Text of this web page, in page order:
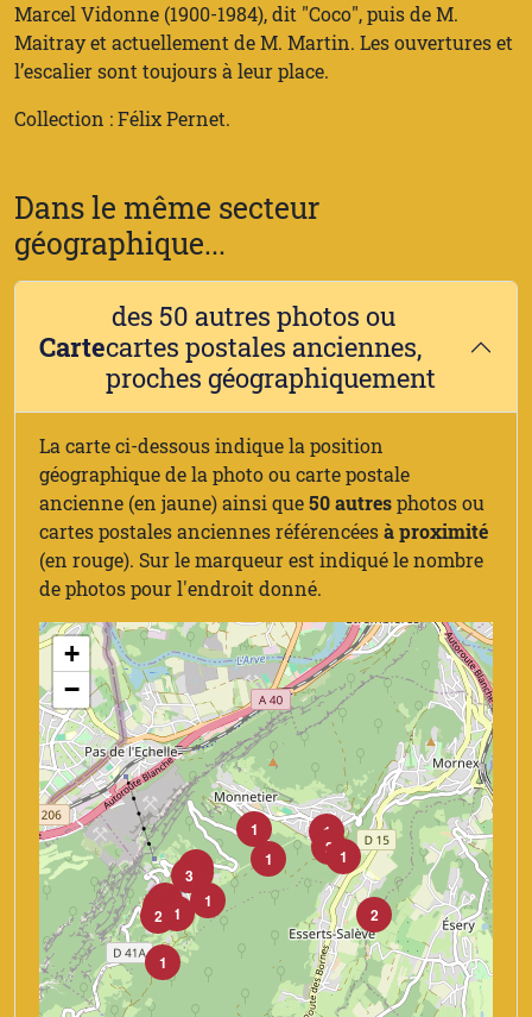
Marcel Vidonne (1900-1984), dit "Coco", puis de M.
Maitray et actuellement de M. Martin. Les ouvertures et
l’escalier sont toujours à leur place.
Collection : Félix Pernet.
Dans le même secteur
géographique...
Carte
des 50 autres photos ou
cartes postales anciennes,
proches géographiquement
La carte ci-dessous indique la position
géographique de la photo ou carte postale
ancienne (en jaune) ainsi que50 autresphotos ou
cartes postales anciennes référencéesà proximité
(en rouge). Sur le marqueur est indiqué le nombre
de photos pour l'endroit donné.
2
1
1
1
1
1
2
7
31
1
1
2
1
+
−